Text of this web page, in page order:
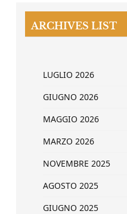
ARCHIVES LIST
LUGLIO 2026
GIUGNO 2026
MAGGIO 2026
MARZO 2026
NOVEMBRE 2025
AGOSTO 2025
GIUGNO 2025